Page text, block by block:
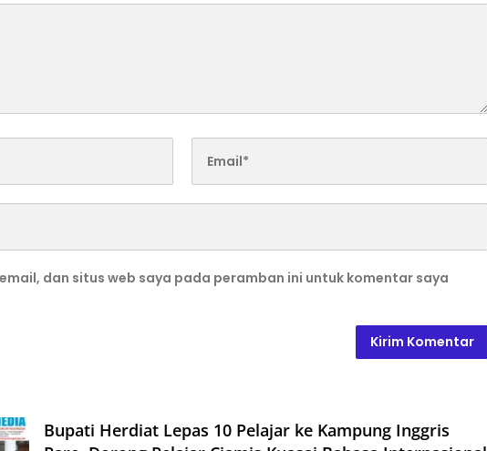
dan situs web saya pada peramban ini untuk komentar saya
Bupati Herdiat Lepas 10 Pelajar ke Kampung Inggris